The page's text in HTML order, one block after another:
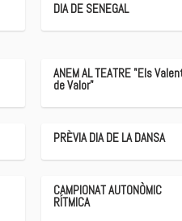
DIA DE SENEGAL
ANEM AL TEATRE "Els
de Valor"
PRÈVIA DIA DE LA DANSA
CAMPIONAT AUTONÒMIC
RÍTMICA